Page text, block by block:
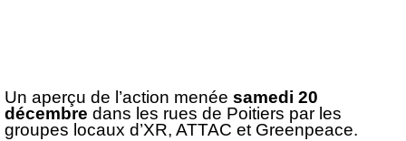
Un aperçu de l’action menée samedi 20
décembre dans les rues de Poitiers par les
groupes locaux d’XR, ATTAC et Greenpeace.